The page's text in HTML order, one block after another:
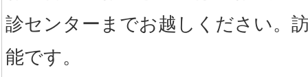
診センターまでお越しください。
能です。